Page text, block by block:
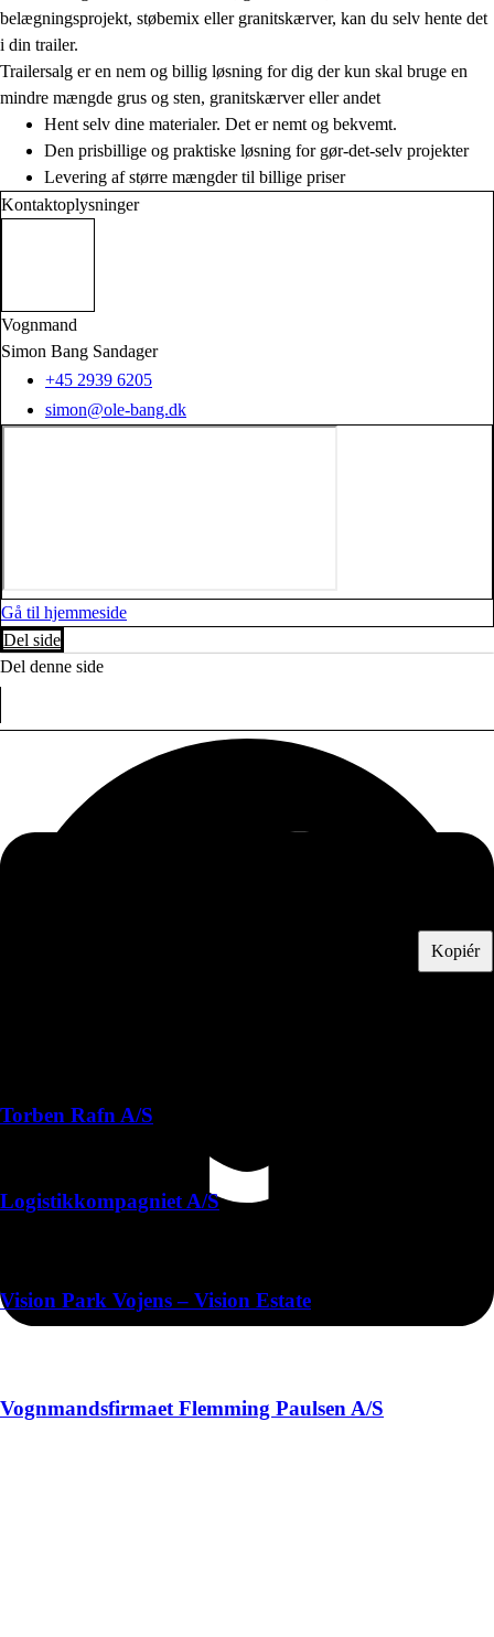
belægningsprojekt, støbemix eller granitskærver, kan du selv hente det
i din trailer.
Trailersalg er en nem og billig løsning for dig der kun skal bruge en
mindre mængde grus og sten, granitskærver eller andet
Hent selv dine materialer. Det er nemt og bekvemt.
Den prisbillige og praktiske løsning for gør-det-selv projekter
Levering af større mængder til billige priser
Kontaktoplysninger
Vognmand
Simon Bang Sandager
+45 2939 6205
simon@ole-bang.dk
Gå til hjemmeside
Del side
Del denne side
Kopiér
Torben Rafn A/S
Logistikkompagniet A/S
Vision Park Vojens – Vision Estate
Vognmandsfirmaet Flemming Paulsen A/S